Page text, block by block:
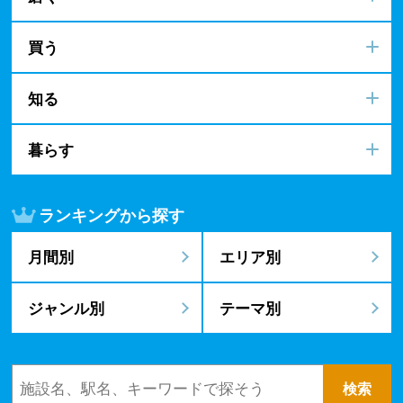
買う
知る
暮らす
ランキングから探す
月間別 エリア別
ジャンル別 テーマ別